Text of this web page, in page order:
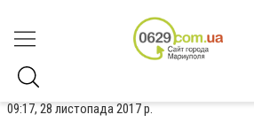
09:17, 28 листопада 2017 р.